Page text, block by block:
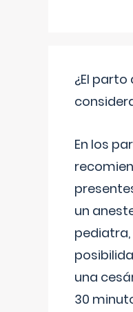
¿El
En los
un
una
30